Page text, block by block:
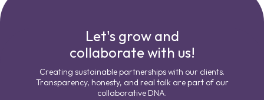
Let's grow and
collaborate with us!
Creating sustainable partnerships with our clients.
Transparency, honesty, and real talk are part of our
collaborative DNA.